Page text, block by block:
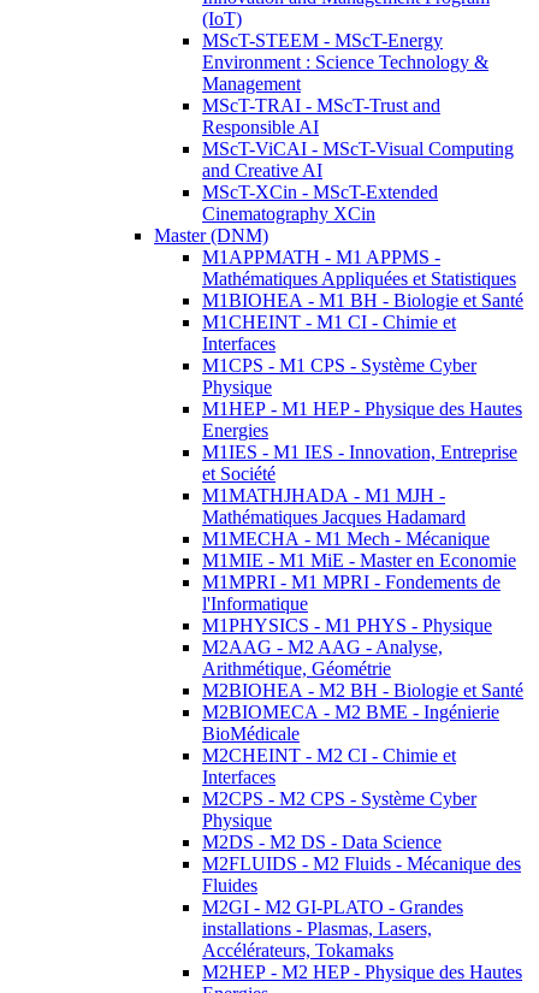
(IoT)
MScT-STEEM - MScT-Energy
Environment : Science Technology &
Management
MScT-TRAI - MScT-Trust and
Responsible AI
MScT-ViCAI - MScT-Visual Computing
and Creative AI
MScT-XCin - MScT-Extended
Cinematography XCin
Master (DNM)
M1APPMATH - M1 APPMS -
Mathématiques Appliquées et Statistiques
M1BIOHEA - M1 BH - Biologie et Santé
M1CHEINT - M1 CI - Chimie et
Interfaces
M1CPS - M1 CPS - Système Cyber
Physique
M1HEP - M1 HEP - Physique des Hautes
Energies
M1IES - M1 IES - Innovation, Entreprise
et Société
M1MATHJHADA - M1 MJH -
Mathématiques Jacques Hadamard
M1MECHA - M1 Mech - Mécanique
M1MIE - M1 MiE - Master en Economie
M1MPRI - M1 MPRI - Fondements de
l'Informatique
M1PHYSICS - M1 PHYS - Physique
M2AAG - M2 AAG - Analyse,
Arithmétique, Géométrie
M2BIOHEA - M2 BH - Biologie et Santé
M2BIOMECA - M2 BME - Ingénierie
BioMédicale
M2CHEINT - M2 CI - Chimie et
Interfaces
M2CPS - M2 CPS - Système Cyber
Physique
M2DS - M2 DS - Data Science
M2FLUIDS - M2 Fluids - Mécanique des
Fluides
M2GI - M2 GI-PLATO - Grandes
installations - Plasmas, Lasers,
Accélérateurs, Tokamaks
M2HEP - M2 HEP - Physique des Hautes